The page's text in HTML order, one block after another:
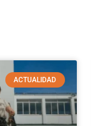
ACTUALIDAD